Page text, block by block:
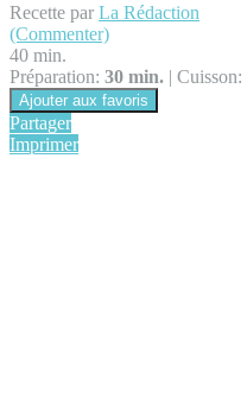
Recette par La Rédaction
(Commenter)
40 min.
Préparation: 30 min. | Cuisson:
Ajouter aux favoris
Partager
Imprimer